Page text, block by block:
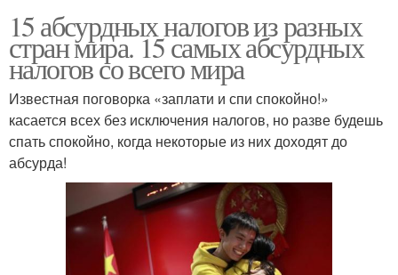
15 абсурдных налогов из разных
стран мира. 15 самых абсурдных
налогов со всего мира
Известная поговорка «заплати и спи спокойно!»
касается всех без исключения налогов, но разве будешь
спать спокойно, когда некоторые из них доходят до
абсурда!